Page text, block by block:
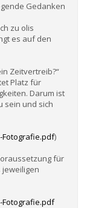
Gedanken
zu olis
es auf den
Zeitvertreib?“
Platz für
Darum ist
sein und sich
Fotografie.pdf)
für
jeweiligen
Fotografie.pdf